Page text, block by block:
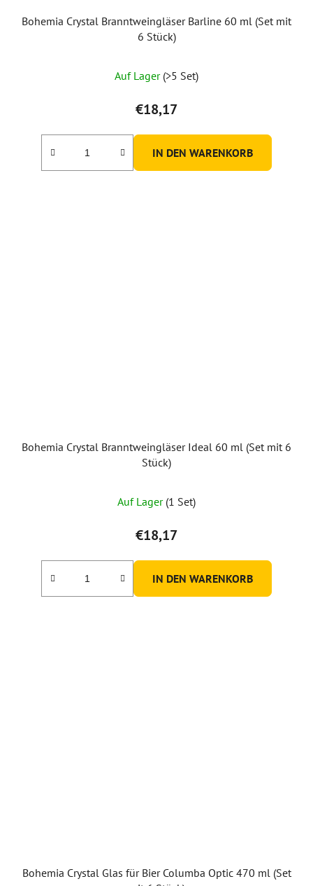
Bohemia Crystal Branntweingläser Barline 60 ml (Set mit
6 Stück)
Auf Lager (>5 Set)
€18,17
IN DEN WARENKORB
Bohemia Crystal Branntweingläser Ideal 60 ml (Set mit 6
Stück)
Auf Lager (1 Set)
€18,17
IN DEN WARENKORB
Bohemia Crystal Glas für Bier Columba Optic 470 ml (Set